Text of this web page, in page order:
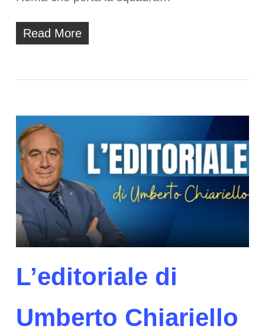
Read More
L’editoriale di
Umberto Chiariello